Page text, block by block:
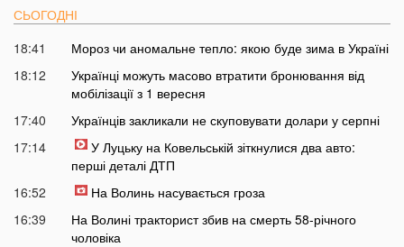
СЬОГОДНІ
18:41
Мороз чи аномальне тепло: якою буде зима в Україні
18:12
Українці можуть масово втратити бронювання від
мобілізації з 1 вересня
17:40
Українців закликали не скуповувати долари у серпні
17:14
У Луцьку на Ковельській зіткнулися два авто:
перші деталі ДТП
16:52
На Волинь насувається гроза
16:39
На Волині тракторист збив на смерть 58-річного
чоловіка